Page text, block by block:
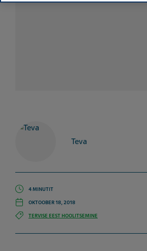
Teva
4 MINUTIT
OKTOOBER 18, 2018
TERVISE EEST HOOLITSEMINE